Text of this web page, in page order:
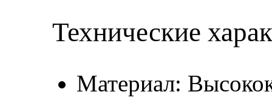
Технические
Материал: